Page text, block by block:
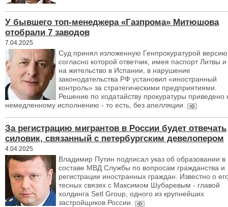
У бывшего топ-менеджера «Газпрома» Митюшова
отобрали 7 заводов
7.04.2025
Суд принял изложенную Генпрокуратурой
согласно которой ответчик, имея паспорт Литвы
на жительство в Испании, в нарушение
законодательства РФ установил «иностранный
контроль» за стратегическими предприятиями.
Решение по ходатайству прокуратуры приведено
немедленному исполнению - то есть, без апелляции.
За регистрацию мигрантов в России будет отвечать
силовик, связанный с петербургским девелопером
4.04.2025
Владимир Путин подписал указ об образовании в
составе МВД Службы по вопросам гражданства и
регистрации иностранных граждан. Известно о
тесных связях с Максимом Шубаревым - главой
холдинга Setl Group, одного из крупнейших
застройщиков России.